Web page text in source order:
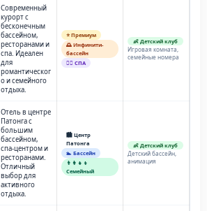
Современный
курорт с
бесконечным
бассейном,
ресторанами и
спа. Идеален
для
романтическог
о и семейного
отдыха.
⭐ Премиум
🌅 Инфинити-
бассейн
💆‍♂️ СПА
👶 Детский клуб
Игровая комната,
семейные номера
Отель в центре
Патонга с
большим
бассейном,
спа-центром и
ресторанами.
Отличный
выбор для
активного
отдыха.
🏙️ Центр
Патонга
🏊 Бассейн
👨‍👩‍👧‍👦
Семейный
👶 Детский клуб
Детский бассейн,
анимация